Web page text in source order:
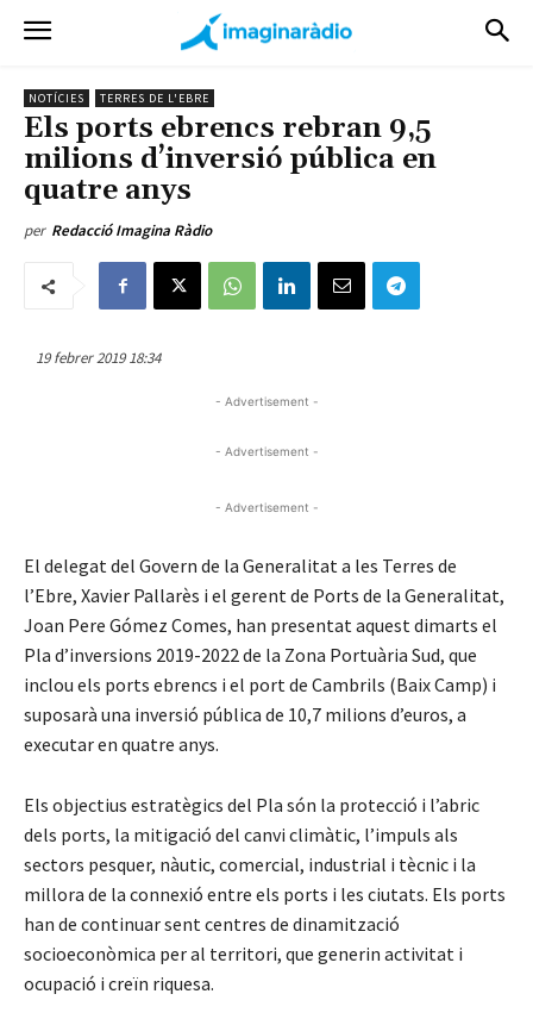
NOTÍCIES TERRES DE L'EBRE
Els ports ebrencs rebran 9,5
milions d’inversió pública en
quatre anys
per Redacció Imagina Ràdio
19 febrer 2019 18:34
- Advertisement -
- Advertisement -
- Advertisement -
El delegat del Govern de la Generalitat a les Terres de
l’Ebre, Xavier Pallarès i el gerent de Ports de la Generalitat,
Joan Pere Gómez Comes, han presentat aquest dimarts el
Pla d’inversions 2019-2022 de la Zona Portuària Sud, que
inclou els ports ebrencs i el port de Cambrils (Baix Camp) i
suposarà una inversió pública de 10,7 milions d’euros, a
executar en quatre anys.
Els objectius estratègics del Pla són la protecció i l’abric
dels ports, la mitigació del canvi climàtic, l’impuls als
sectors pesquer, nàutic, comercial, industrial i tècnic i la
millora de la connexió entre els ports i les ciutats. Els ports
han de continuar sent centres de dinamització
socioeconòmica per al territori, que generin activitat i
ocupació i creïn riquesa.